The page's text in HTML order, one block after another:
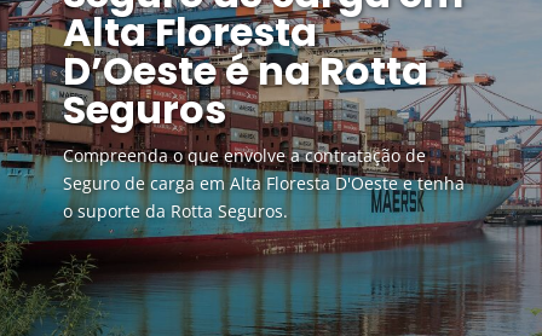
Alta Floresta
D’Oeste é na Rotta
Seguros
Compreenda o que envolve a contratação de
Seguro de carga em Alta Floresta D'Oeste e tenha
o suporte da Rotta Seguros.